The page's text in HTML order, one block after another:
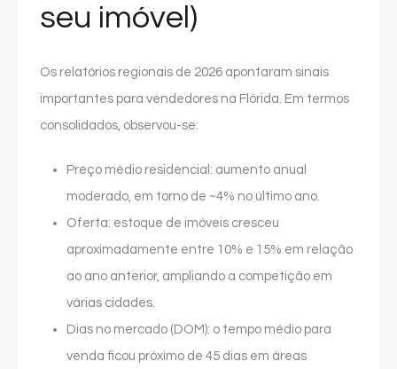
seu imóvel)
Os relatórios regionais de 2026 apontaram sinais
importantes para vendedores na Flórida. Em termos
consolidados, observou-se:
Preço médio residencial: aumento anual
moderado, em torno de ~4% no último ano.
Oferta: estoque de imóveis cresceu
aproximadamente entre 10% e 15% em relação
ao ano anterior, ampliando a competição em
várias cidades.
Dias no mercado (DOM): o tempo médio para
venda ficou próximo de 45 dias em áreas